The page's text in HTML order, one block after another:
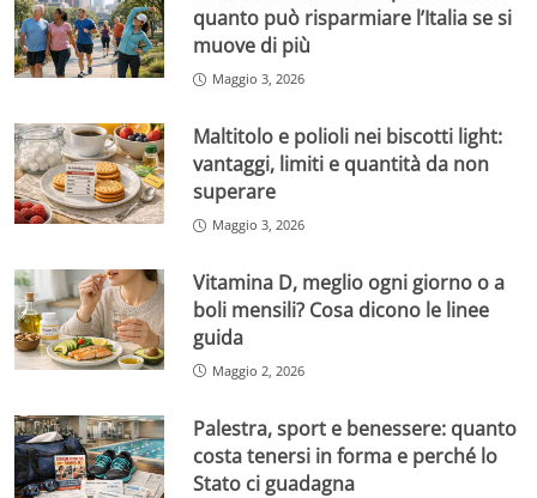
quanto può risparmiare l’Italia se si
muove di più
Maggio 3, 2026
Maltitolo e polioli nei biscotti light:
vantaggi, limiti e quantità da non
superare
Maggio 3, 2026
Vitamina D, meglio ogni giorno o a
boli mensili? Cosa dicono le linee
guida
Maggio 2, 2026
Palestra, sport e benessere: quanto
costa tenersi in forma e perché lo
Stato ci guadagna